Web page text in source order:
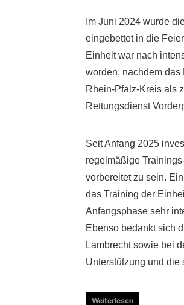
Im Juni 2024 wurde
eingebettet in die
Einheit war nach
worden, nachdem das
Rhein-Pfalz-Kreis als
Rettungsdienst
Seit Anfang 2025
regelmäßige
vorbereitet zu sein.
das Training der
Anfangsphase sehr
Ebenso bedankt sich
Lambrecht sowie bei
Unterstützung und die
Weiterlesen